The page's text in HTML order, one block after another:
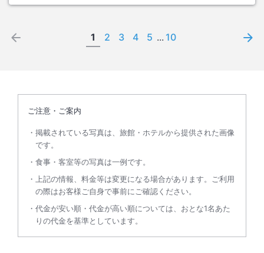
1 2 3 4 5 ... 10
ご注意・ご案内
掲載されている写真は、旅館・ホテルから提供された画像
です。
食事・客室等の写真は一例です。
上記の情報、料金等は変更になる場合があります。ご利用
の際はお客様ご自身で事前にご確認ください。
代金が安い順・代金が高い順については、おとな1名あた
りの代金を基準としています。